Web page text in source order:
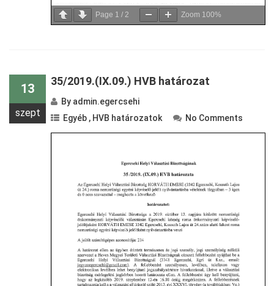
Page 1 /2 Zoom 100%
13
szept
35/2019.(IX.09.) HVB határozat
By admin.egercsehi
Egyéb , HVB határozatok No Comments